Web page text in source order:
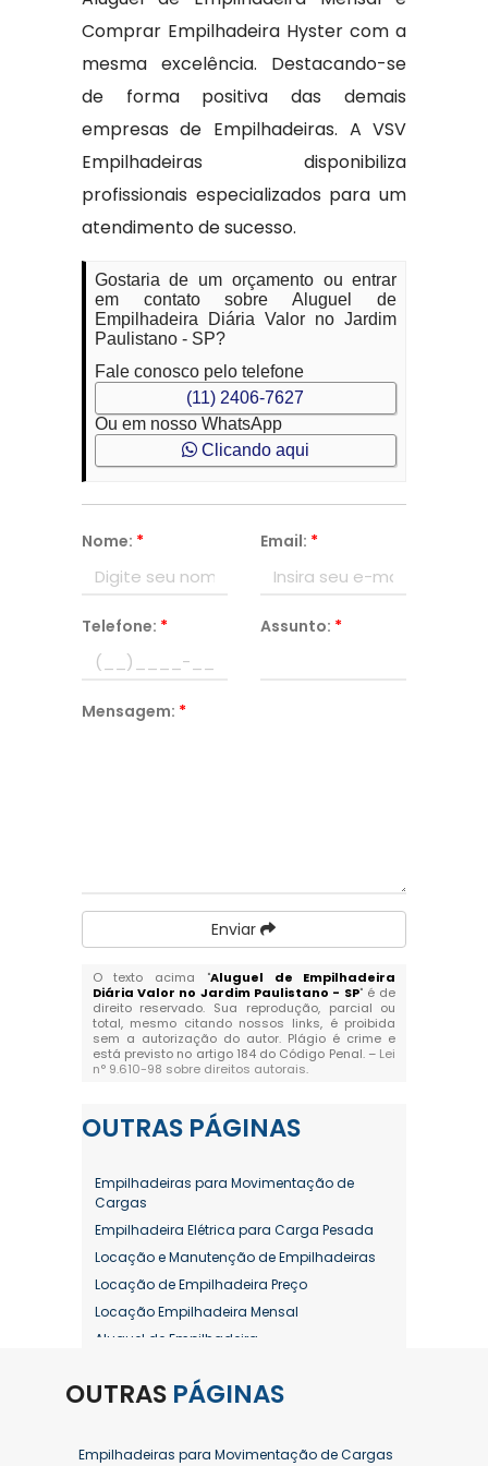
Comprar Empilhadeira Hyster com a
mesma excelência. Destacando-se
de forma positiva das demais
empresas de Empilhadeiras. A VSV
Empilhadeiras disponibiliza
profissionais especializados para um
atendimento de sucesso.
Gostaria de um orçamento ou entrar
em contato sobre Aluguel de
Empilhadeira Diária Valor no Jardim
Paulistano - SP?
Fale conosco pelo telefone
(11) 2406-7627
Ou em nosso WhatsApp
Clicando aqui
Nome: * Email: *
Telefone: * Assunto: *
Mensagem: *
Enviar
O texto acima "Aluguel de Empilhadeira
Diária Valor no Jardim Paulistano - SP" é de
direito reservado. Sua reprodução, parcial ou
total, mesmo citando nossos links, é proibida
sem a autorização do autor. Plágio é crime e
está previsto no artigo 184 do Código Penal. – Lei
n° 9.610-98 sobre direitos autorais.
OUTRAS PÁGINAS
Empilhadeiras para Movimentação de
Cargas
Empilhadeira Elétrica para Carga Pesada
Locação e Manutenção de Empilhadeiras
Locação de Empilhadeira Preço
Locação Empilhadeira Mensal
Aluguel de Empilhadeira
Aluguel de Empilhadeira Diária Valor
Aluguel de Empilhadeira Elétrica Preço
OUTRAS PÁGINAS
Empilhadeiras para Movimentação de Cargas